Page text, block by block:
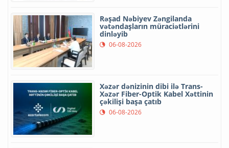
Rəşad Nəbiyev Zəngilanda
vətəndaşların müraciətlərini
dinləyib
06-08-2026
Xəzər dənizinin dibi ilə Trans-
Xəzər Fiber-Optik Kabel Xəttinin
çəkilişi başa çatıb
06-08-2026